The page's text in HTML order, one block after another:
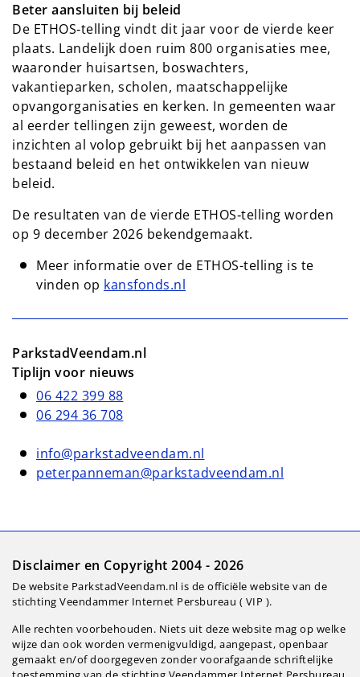
Beter aansluiten bij beleid
De ETHOS‑telling vindt dit jaar voor de vierde keer
plaats. Landelijk doen ruim 800 organisaties mee,
waaronder huisartsen, boswachters,
vakantieparken, scholen, maatschappelijke
opvangorganisaties en kerken. In gemeenten waar
al eerder tellingen zijn geweest, worden de
inzichten al volop gebruikt bij het aanpassen van
bestaand beleid en het ontwikkelen van nieuw
beleid.
De resultaten van de vierde ETHOS‑telling worden
op 9 december 2026 bekendgemaakt.
Meer informatie over de ETHOS-telling is te
vinden op kansfonds.nl
ParkstadVeendam.nl
Tiplijn voor nieuws
06 422 399 88
06 294 36 708
info@parkstadveendam.nl
peterpanneman@parkstadveendam.nl
Disclaimer en Copyright 2004 - 2026
De website ParkstadVeendam.nl is de officiële website van de
stichting Veendammer Internet Persbureau ( VIP ).
Alle rechten voorbehouden. Niets uit deze website mag op welke
wijze dan ook worden vermenigvuldigd, aangepast, openbaar
gemaakt en/of doorgegeven zonder voorafgaande schriftelijke